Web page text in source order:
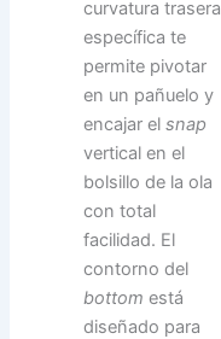
curvatura trasera
específica te
permite pivotar
en un pañuelo y
encajar elsnap
vertical en el
bolsillo de la ola
con total
facilidad. El
contorno del
bottom está
diseñado para